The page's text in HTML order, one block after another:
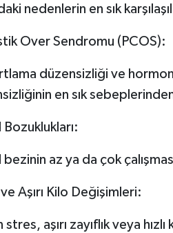
nedenlerin en sık
Over Sendromu (PCOS):
düzensizliği ve
en sık
az ya da çok
Aşırı Kilo Değişimleri:
stres, aşırı zayıflık veya